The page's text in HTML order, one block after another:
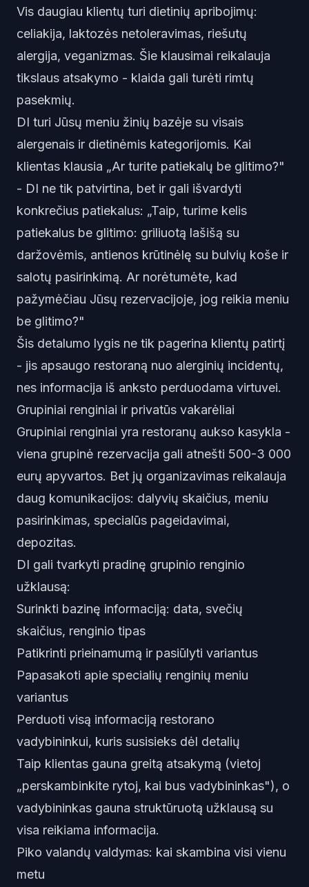
Vis daugiau klientų turi dietinių apribojimų:
celiakija, laktozės netoleravimas, riešutų
alergija, veganizmas. Šie klausimai reikalauja
tikslaus atsakymo - klaida gali turėti rimtų
pasekmių.
DI turi Jūsų meniu žinių bazėje su visais
alergenais ir dietinėmis kategorijomis. Kai
klientas klausia „Ar turite patiekalų be glitimo?"
- DI ne tik patvirtina, bet ir gali išvardyti
konkrečius patiekalus: „Taip, turime kelis
patiekalus be glitimo: griliuotą lašišą su
daržovėmis, antienos krūtinėlę su bulvių koše ir
salotų pasirinkimą. Ar norėtumėte, kad
pažymėčiau Jūsų rezervacijoje, jog reikia meniu
be glitimo?"
Šis detalumo lygis ne tik pagerina klientų patirtį
- jis apsaugo restoraną nuo alerginių incidentų,
nes informacija iš anksto perduodama virtuvei.
Grupiniai renginiai ir privatūs vakarėliai
Grupiniai renginiai yra restoranų aukso kasykla -
viena grupinė rezervacija gali atnešti 500-3 000
eurų apyvartos. Bet jų organizavimas reikalauja
daug komunikacijos: dalyvių skaičius, meniu
pasirinkimas, specialūs pageidavimai,
depozitas.
DI gali tvarkyti pradinę grupinio renginio
užklausą:
Surinkti bazinę informaciją: data, svečių
skaičius, renginio tipas
Patikrinti prieinamumą ir pasiūlyti variantus
Papasakoti apie specialių renginių meniu
variantus
Perduoti visą informaciją restorano
vadybininkui, kuris susisieks dėl detalių
Taip klientas gauna greitą atsakymą (vietoj
„perskambinkite rytoj, kai bus vadybininkas"), o
vadybininkas gauna struktūruotą užklausą su
visa reikiama informacija.
Piko valandų valdymas: kai skambina visi vienu
metu